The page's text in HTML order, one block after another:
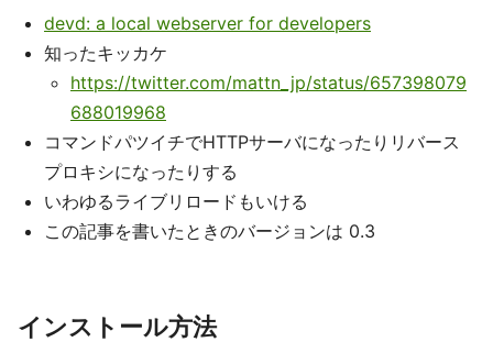
devd: a local webserver for developers
知ったキッカケ
https://twitter.com/mattn_jp/status/657398079
688019968
コマンドパツイチでHTTPサーバになったりリバース
プロキシになったりする
いわゆるライブリロードもいける
この記事を書いたときのバージョンは 0.3
インストール方法